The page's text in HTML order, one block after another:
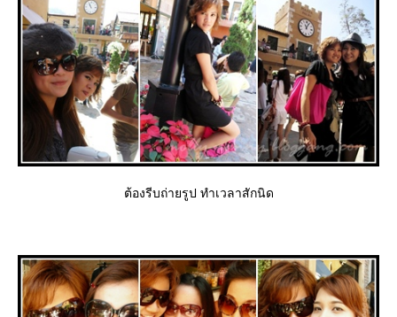
ต้องรีบถ่ายรูป ทำเวลาสักนิด